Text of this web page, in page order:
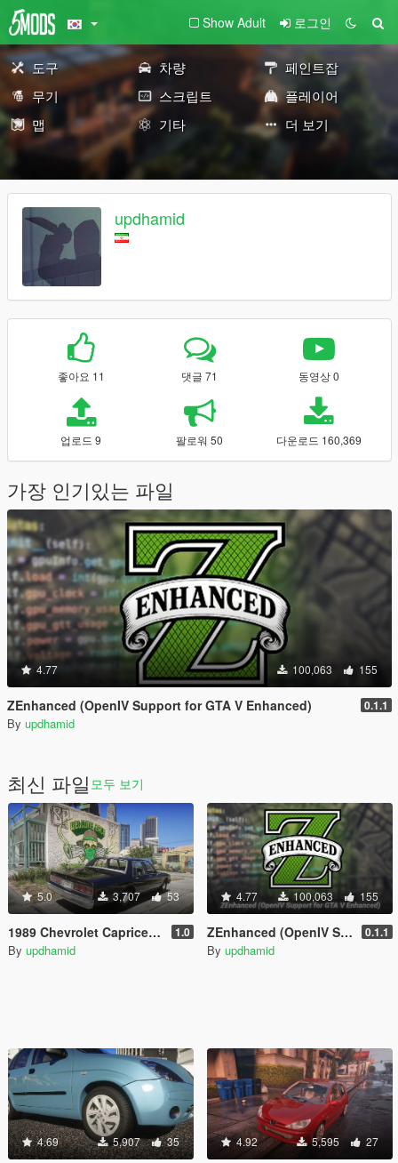
Show Adult 로그인
도구 차량
페인트잡
무기
스크립트
플레이어
맵
기타 더 보기
updhamid
좋아요 11 댓글 71 동영상 0
업로드 9 팔로워 50 다운로드 160,369
가장 인기있는 파일
4.77 100,063 155
ZEnhanced (OpenIV Support for GTA V Enhanced) 0.1.1
By updhamid
최신 파일 모두 보기
5.0 3,707 53
1989 Chevrolet Caprice Sedan [Add-On for Enhanced] 1.0
By updhamid
4.77 100,063 155
ZEnhanced (OpenIV Support for GTA V Enhanced) 0.1.1
By updhamid
4.69 5,907 35 4.92 5,595 27